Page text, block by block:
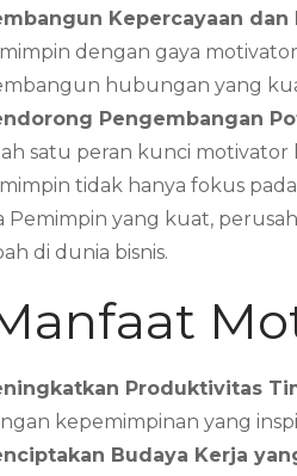
Kepercayaan dan
dengan gaya
hubungan yang
Pengembangan
satu peran kunci
tidak hanya fokus
Pemimpin yang kuat,
di dunia bisnis.
Produktivitas
kepemimpinan yang
Budaya Kerja